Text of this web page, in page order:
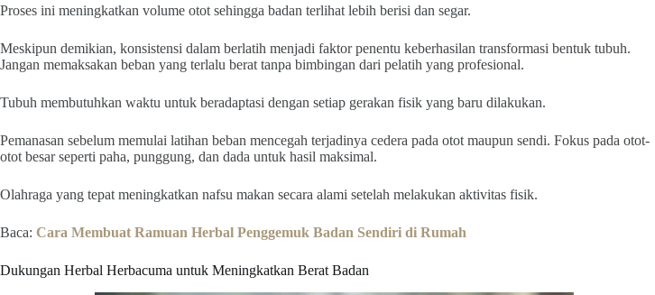
Proses ini meningkatkan volume otot sehingga badan terlihat lebih berisi dan segar.
Meskipun demikian, konsistensi dalam berlatih menjadi faktor penentu keberhasilan transformasi bentuk tubuh.
Jangan memaksakan beban yang terlalu berat tanpa bimbingan dari pelatih yang profesional.
Tubuh membutuhkan waktu untuk beradaptasi dengan setiap gerakan fisik yang baru dilakukan.
Pemanasan sebelum memulai latihan beban mencegah terjadinya cedera pada otot maupun sendi. Fokus pada otot-
otot besar seperti paha, punggung, dan dada untuk hasil maksimal.
Olahraga yang tepat meningkatkan nafsu makan secara alami setelah melakukan aktivitas fisik.
Baca: Cara Membuat Ramuan Herbal Penggemuk Badan Sendiri di Rumah
Dukungan Herbal Herbacuma untuk Meningkatkan Berat Badan